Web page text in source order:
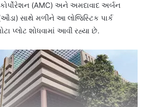
(AMC) અને અમદાવાદ અર્બન
સાથે મળીને આ લોજિસ્ટિક પાર્ક
પ્લોટ શોધવામાં આવી રહ્યા છે.